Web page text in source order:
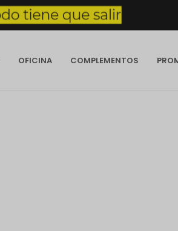
OFICINA COMPLEMENTOS